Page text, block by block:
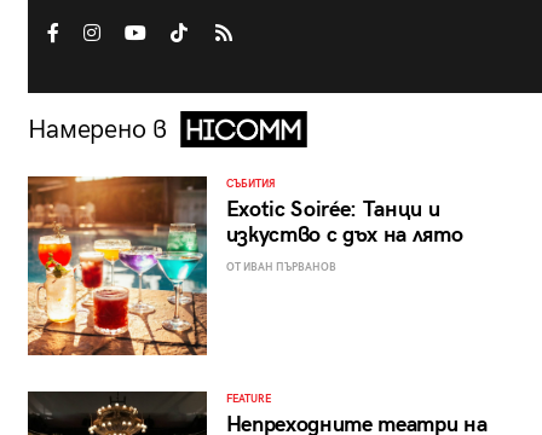
Намерено в
СЪБИТИЯ
Exotic Soirée: Танци и
изкуство с дъх на лято
ОТ ИВАН ПЪРВАНОВ
FEATURE
Непреходните театри на